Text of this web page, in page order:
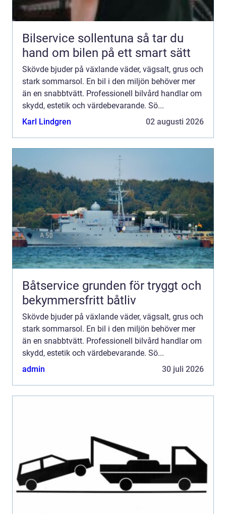
Bilservice sollentuna så tar du
hand om bilen på ett smart sätt
Skövde bjuder på växlande väder, vägsalt, grus och
stark sommarsol. En bil i den miljön behöver mer
än en snabbtvätt. Professionell bilvård handlar om
skydd, estetik och värdebevarande. Sö...
Karl Lindgren
02 augusti 2026
Båtservice grunden för tryggt och
bekymmersfritt båtliv
Skövde bjuder på växlande väder, vägsalt, grus och
stark sommarsol. En bil i den miljön behöver mer
än en snabbtvätt. Professionell bilvård handlar om
skydd, estetik och värdebevarande. Sö...
admin
30 juli 2026